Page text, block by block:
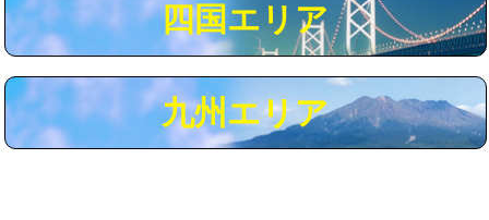
廃棄・処分 現場見積
※給水管工事は20mmまでの価格です。
四国エリア
九州エリア